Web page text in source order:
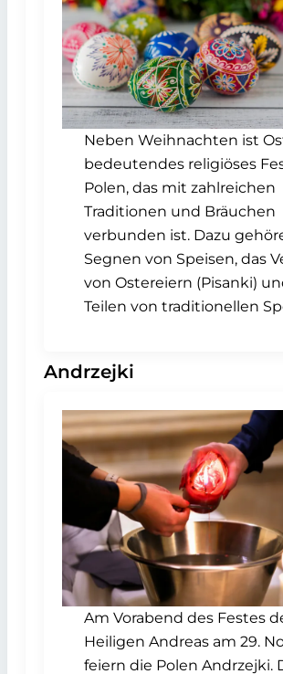
Neben Weihnachten ist
bedeutendes religiöses
Polen, das mit zahlreichen
Traditionen und Bräuchen
verbunden ist. Dazu
Segnen von Speisen, das
von Ostereiern (Pisanki)
Teilen von traditionellen
Andrzejki
Am Vorabend des Festes
Heiligen Andreas am 29.
feiern die Polen Andrzejki.